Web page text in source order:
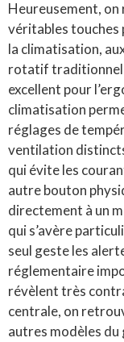
Heureusement,
véritables touches
la climatisation,
rotatif traditionnel
excellent pour
climatisation
réglages de
ventilation
qui évite les
autre bouton
directement à un
qui s’avère
seul geste les
réglementaire
révèlent très
centrale, on
autres modèles